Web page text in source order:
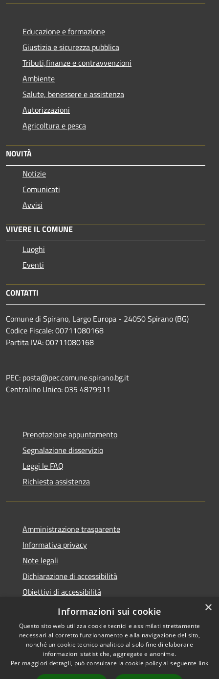
Educazione e formazione
Giustizia e sicurezza pubblica
Tributi,finanze e contravvenzioni
Ambiente
Salute, benessere e assistenza
Autorizzazioni
Agricoltura e pesca
NOVITÀ
Notizie
Comunicati
Avvisi
VIVERE IL COMUNE
Luoghi
Eventi
CONTATTI
Comune di Spirano, Largo Europa - 24050 Spirano (BG)
Codice Fiscale: 00711080168
Partita IVA: 00711080168
PEC: posta@pec.comune.spirano.bg.it
Centralino Unico: 035 4879911
Prenotazione appuntamento
Segnalazione disservizio
Leggi le FAQ
Richiesta assistenza
Amministrazione trasparente
Informativa privacy
Note legali
Dichiarazione di accessibilità
Obiettivi di accessibilità
Whistleblowing
Accessibilità
Copyright © 2026 • Comune di
Spirano • Powered by
×
Informazioni sui cookie
Questo sito web utilizza cookie tecnici e assimilati strettamente
necessari al corretto funzionamento e alla navigazione del sito,
nonché un cookie tecnico analitico al solo fine di elaborare
informazioni statistiche, aggregate e anonime.
Per maggiori dettagli, può consultare la cookie policy al seguente link